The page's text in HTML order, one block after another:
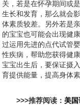
关，若是在怀孕期间或
生长和发育，那么就会
体素质较差。另外若是
的宝宝也可能会出现健
过运用先进的点代试管
性疾病，帮助您获得健
宝宝出生后，要保证摄
育提供能量，提高身体素
>>>推荐阅读： 美国